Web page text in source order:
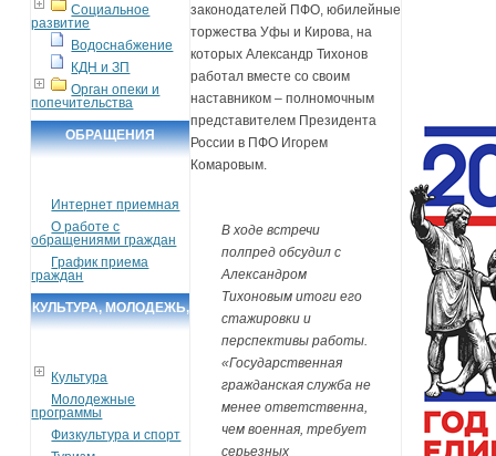
Социальное
развитие
Водоснабжение
КДН и ЗП
Орган опеки и
попечительства
ОБРАЩЕНИЯ
Интернет приемная
О работе с
обращениями граждан
График приема
граждан
КУЛЬТУРА, МОЛОДЕЖЬ,
Культура
Молодежные
программы
Физкультура и спорт
законодателей ПФО, юбилейные
торжества Уфы и Кирова, на
которых Александр Тихонов
работал вместе со своим
наставником – полномочным
представителем Президента
России в ПФО Игорем
Комаровым.
В ходе встречи
полпред обсудил с
Александром
Тихоновым итоги его
стажировки и
перспективы работы.
«Государственная
гражданская служба не
менее ответственна,
чем военная, требует
серьезных